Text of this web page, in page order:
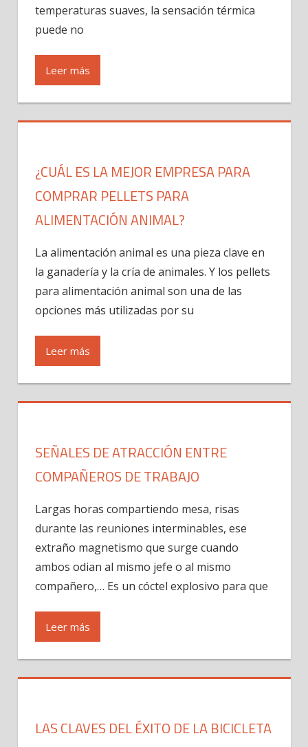
temperaturas suaves, la sensación térmica
puede no
Leer más
¿CUÁL ES LA MEJOR EMPRESA PARA
COMPRAR PELLETS PARA
ALIMENTACIÓN ANIMAL?
La alimentación animal es una pieza clave en
la ganadería y la cría de animales. Y los pellets
para alimentación animal son una de las
opciones más utilizadas por su
Leer más
SEÑALES DE ATRACCIÓN ENTRE
COMPAÑEROS DE TRABAJO
Largas horas compartiendo mesa, risas
durante las reuniones interminables, ese
extraño magnetismo que surge cuando
ambos odian al mismo jefe o al mismo
compañero,… Es un cóctel explosivo para que
Leer más
LAS CLAVES DEL ÉXITO DE LA BICICLETA